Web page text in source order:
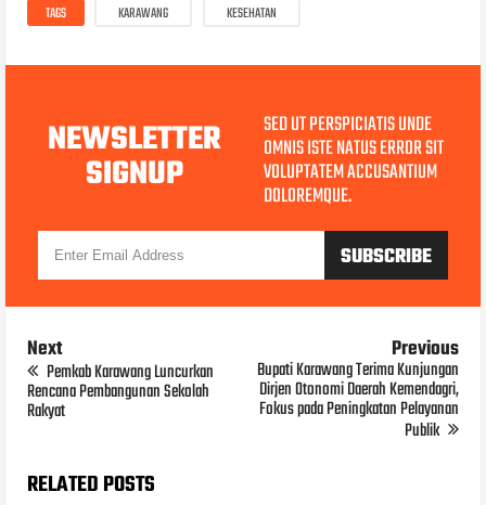
TAGS KARAWANG KESEHATAN
NEWSLETTER
SIGNUP
SED UT PERSPICIATIS UNDE
OMNIS ISTE NATUS ERROR SIT
VOLUPTATEM ACCUSANTIUM
DOLOREMQUE.
Next
Pemkab Karawang Luncurkan
Rencana Pembangunan Sekolah
Rakyat
Previous
Bupati Karawang Terima Kunjungan
Dirjen Otonomi Daerah Kemendagri,
Fokus pada Peningkatan Pelayanan
Publik
RELATED POSTS